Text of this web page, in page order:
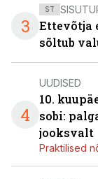
3
ST
Ettevõtja
sõltub
4
UUDISED
10.
sobi:
jooksvalt
Praktilised